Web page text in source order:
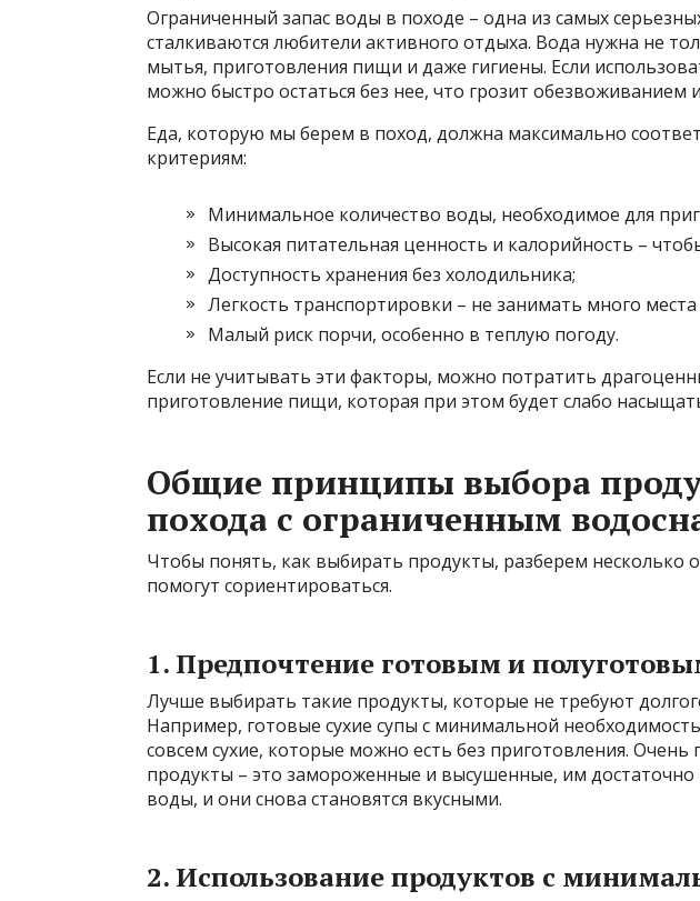
Ограниченный запас воды в походе – одна из самых
сталкиваются любители активного отдыха. Вода нужна не
мытья, приготовления пищи и даже гигиены. Если
можно быстро остаться без нее, что грозит обезвоживанием
Еда, которую мы берем в поход, должна максимально
критериям:
Минимальное количество воды, необходимое для
Высокая питательная ценность и калорийность –
Доступность хранения без холодильника;
Легкость транспортировки – не занимать много места
Малый риск порчи, особенно в теплую погоду.
Если не учитывать эти факторы, можно потратить
приготовление пищи, которая при этом будет слабо
Общие принципы выбора
похода с ограниченным
Чтобы понять, как выбирать продукты, разберем
помогут сориентироваться.
1. Предпочтение готовым и
Лучше выбирать такие продукты, которые не требуют
Например, готовые сухие супы с минимальной
совсем сухие, которые можно есть без приготовления.
продукты – это замороженные и высушенные, им
воды, и они снова становятся вкусными.
2. Использование продуктов с